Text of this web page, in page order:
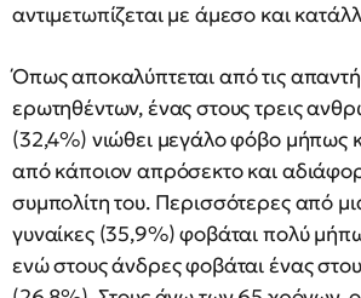
αντιμετωπίζεται με άμεσο και
Όπως αποκαλύπτεται από τις
ερωτηθέντων, ένας στους τρεις
(32,4%) νιώθει μεγάλο φόβο μήπως
από κάποιον απρόσεκτο και
συμπολίτη του. Περισσότερες από
γυναίκες (35,9%) φοβάται πολύ
ενώ στους άνδρες φοβάται ένας